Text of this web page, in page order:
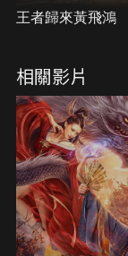
王者歸來黃飛鴻
相關影片